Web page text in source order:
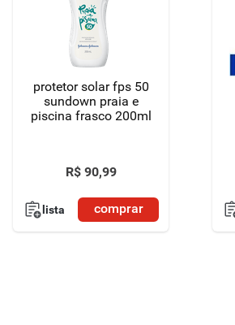
protetor solar fps 50
sundown praia e
piscina frasco 200ml
R$ 90,99
lista comprar